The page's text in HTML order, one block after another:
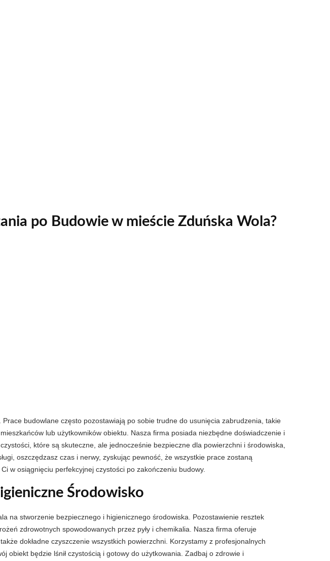
po Budowie w mieście Zduńska Wola?
budowlane często pozostawiają po sobie trudne do usunięcia zabrudzenia, takie
lub użytkowników obiektu. Nasza firma posiada niezbędne doświadczenie i
które są skuteczne, ale jednocześnie bezpieczne dla powierzchni i środowiska,
oszczędzasz czas i nerwy, zyskując pewność, że wszystkie prace zostaną
w osiągnięciu perfekcyjnej czystości po zakończeniu budowy.
Środowisko
na stworzenie bezpiecznego i higienicznego środowiska. Pozostawienie resztek
zdrowotnych spowodowanych przez pyły i chemikalia. Nasza firma oferuje
dokładne czyszczenie wszystkich powierzchni. Korzystamy z profesjonalnych
obiekt będzie lśnił czystością i gotowy do użytkowania. Zadbaj o zdrowie i